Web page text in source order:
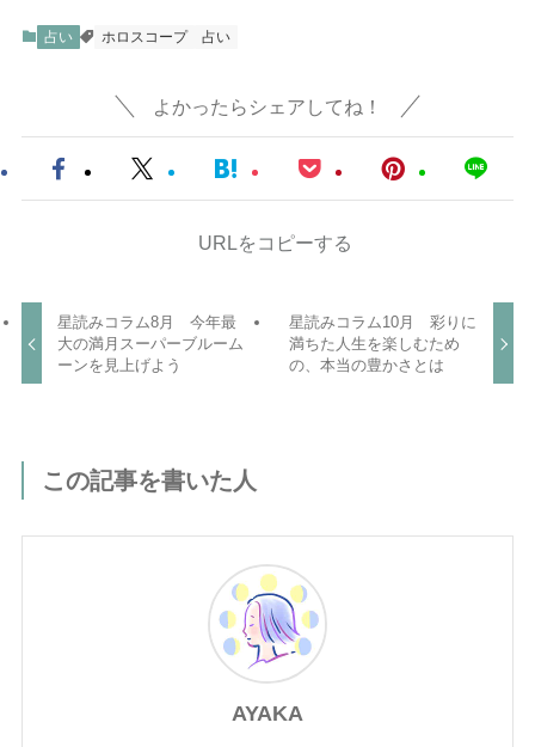
占い ホロスコープ 占い
よかったらシェアしてね！
URLをコピーする
星読みコラム8月 今年最
大の満月スーパーブルーム
ーンを見上げよう
星読みコラム10月 彩りに
満ちた人生を楽しむため
の、本当の豊かさとは
この記事を書いた人
AYAKA